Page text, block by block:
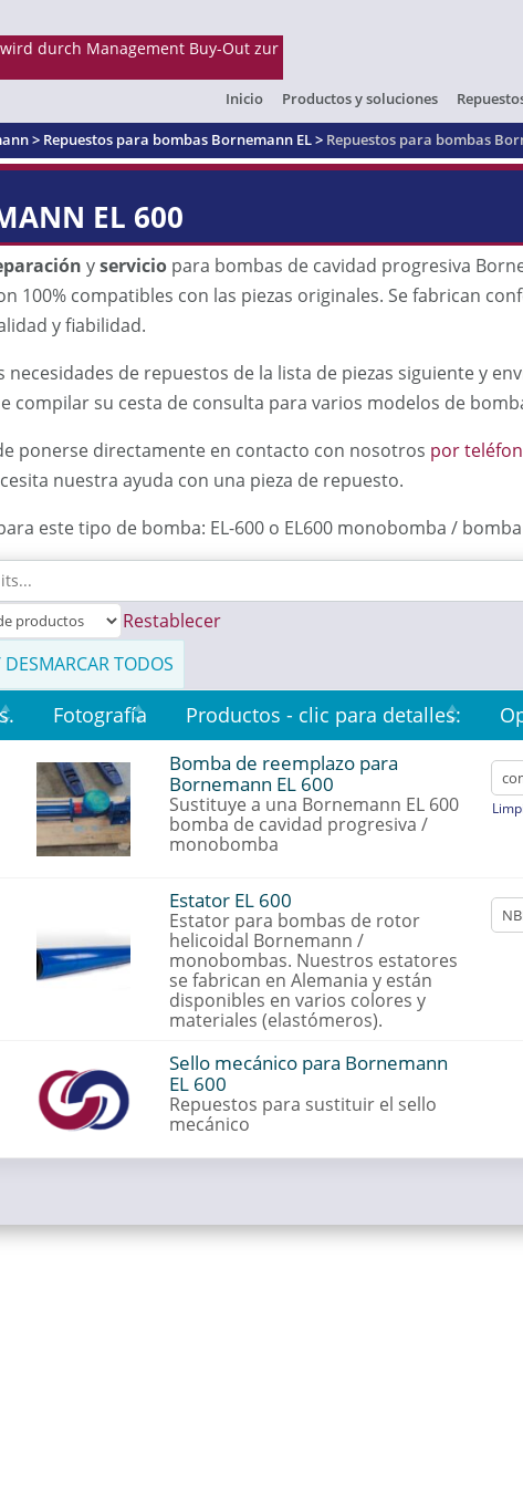
Inicio Productos y soluciones
> Repuestos para bombas Bornemann EL> Repuestos para bombas
EL 600
yserviciopara bombas de cavidad progresiva
100% compatibles con las piezas originales. Se fabrican
y fiabilidad.
necesidades de repuestos de la lista de piezas siguiente y
compilar su cesta de consulta para varios modelos de
ponerse directamente en contacto con nosotros por
nuestra ayuda con una pieza de repuesto.
este tipo de bomba: EL-600 o EL600 monobomba /
Restablecer
TODOS
Fotografía Productos - clic para detalles:
Bomba de reemplazo para
Bornemann EL 600
Sustituye a una Bornemann EL 600
bomba de cavidad progresiva /
monobomba
Estator EL 600
Estator para bombas de rotor
helicoidal Bornemann /
monobombas. Nuestros estatores
se fabrican en Alemania y están
disponibles en varios colores y
materiales (elastómeros).
Sello mecánico para Bornemann
EL 600
Repuestos para sustituir el sello
mecánico